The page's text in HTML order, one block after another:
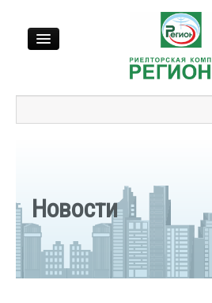
Регионы
Новости